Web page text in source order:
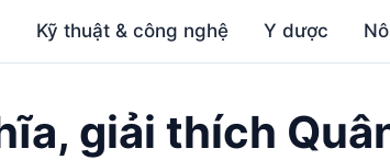
Kỹ thuật & công nghệ Y dược
giải thích